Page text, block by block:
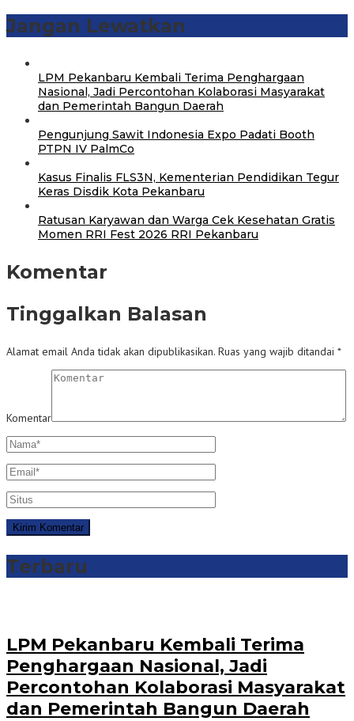
Jangan Lewatkan
‎LPM Pekanbaru Kembali Terima Penghargaan
Nasional, Jadi Percontohan Kolaborasi Masyarakat
dan Pemerintah Bangun Daerah
Pengunjung Sawit Indonesia Expo Padati Booth
PTPN IV PalmCo
Kasus Finalis FLS3N, Kementerian Pendidikan Tegur
Keras Disdik Kota Pekanbaru
‎Ratusan Karyawan dan Warga Cek Kesehatan Gratis
Momen RRI Fest 2026 RRI Pekanbaru
Komentar
Tinggalkan Balasan
Alamat email Anda tidak akan dipublikasikan. Ruas yang wajib ditandai *
Komentar
Terbaru
‎LPM Pekanbaru Kembali Terima
Penghargaan Nasional, Jadi
Percontohan Kolaborasi Masyarakat
dan Pemerintah Bangun Daerah